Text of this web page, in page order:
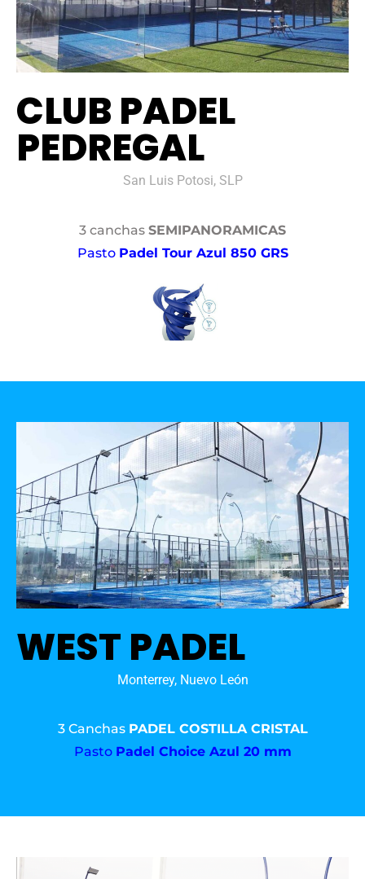
CLUB PADEL
PEDREGAL
San Luis Potosi, SLP
3 canchas SEMIPANORAMICAS
Pasto Padel Tour Azul 850 GRS
WEST PADEL
Monterrey, Nuevo León
3 Canchas PADEL COSTILLA CRISTAL
Pasto Padel Choice Azul 20 mm